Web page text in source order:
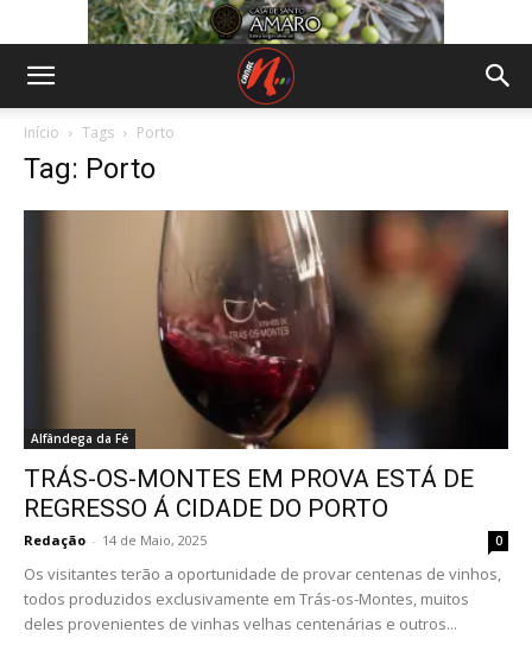
Início Tags Porto
Tag: Porto
Alfândega da Fé
TRÁS-OS-MONTES EM PROVA ESTÁ DE
REGRESSO Á CIDADE DO PORTO
Redação - 14 de Maio, 2025 0
Os visitantes terão a oportunidade de provar centenas de vinhos,
todos produzidos exclusivamente em Trás-os-Montes, muitos
deles provenientes de vinhas velhas centenárias e outros...